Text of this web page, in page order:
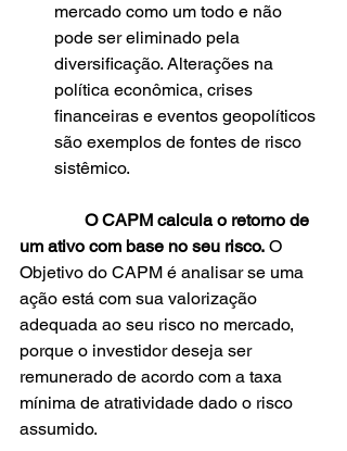
mercado como um todo e não
pode ser eliminado pela
diversificação. Alterações na
política econômica, crises
financeiras e eventos geopolíticos
são exemplos de fontes de risco
sistêmico.
um ativo com base no seu risco. O
Objetivo do CAPM é analisar se uma
ação está com sua valorização
adequada ao seu risco no mercado,
porque o investidor deseja ser
remunerado de acordo com a taxa
mínima de atratividade dado o risco
assumido.